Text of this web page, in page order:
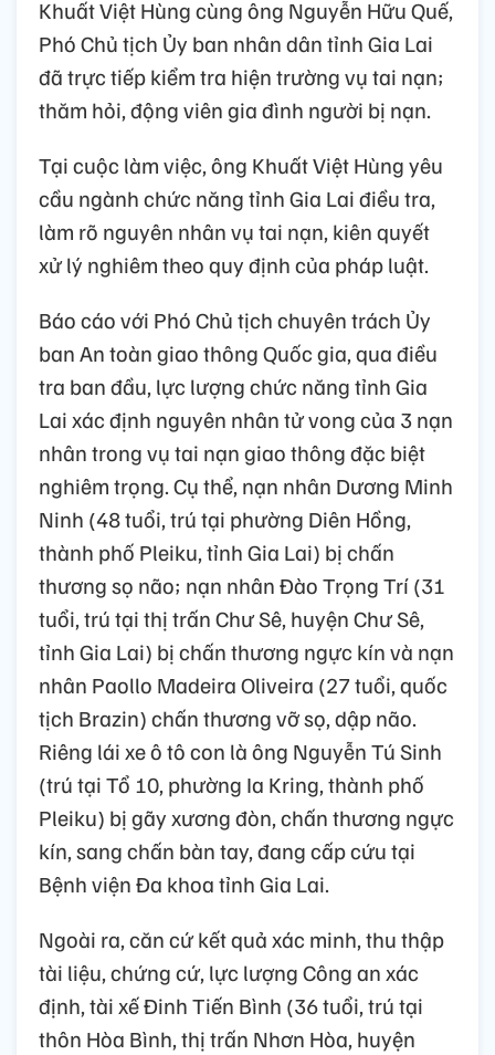
Khuất Việt Hùng cùng ông Nguyễn Hữu Quế,
Phó Chủ tịch Ủy ban nhân dân tỉnh Gia Lai
đã trực tiếp kiểm tra hiện trường vụ tai nạn;
thăm hỏi, động viên gia đình người bị nạn.
Tại cuộc làm việc, ông Khuất Việt Hùng yêu
cầu ngành chức năng tỉnh Gia Lai điều tra,
làm rõ nguyên nhân vụ tai nạn, kiên quyết
xử lý nghiêm theo quy định của pháp luật.
Báo cáo với Phó Chủ tịch chuyên trách Ủy
ban An toàn giao thông Quốc gia, qua điều
tra ban đầu, lực lượng chức năng tỉnh Gia
Lai xác định nguyên nhân tử vong của 3 nạn
nhân trong vụ tai nạn giao thông đặc biệt
nghiêm trọng. Cụ thể, nạn nhân Dương Minh
Ninh (48 tuổi, trú tại phường Diên Hồng,
thành phố Pleiku, tỉnh Gia Lai) bị chấn
thương sọ não; nạn nhân Đào Trọng Trí (31
tuổi, trú tại thị trấn Chư Sê, huyện Chư Sê,
tỉnh Gia Lai) bị chấn thương ngực kín và nạn
nhân Paollo Madeira Oliveira (27 tuổi, quốc
tịch Brazin) chấn thương vỡ sọ, dập não.
Riêng lái xe ô tô con là ông Nguyễn Tú Sinh
(trú tại Tổ 10, phường Ia Kring, thành phố
Pleiku) bị gãy xương đòn, chấn thương ngực
kín, sang chấn bàn tay, đang cấp cứu tại
Bệnh viện Đa khoa tỉnh Gia Lai.
Ngoài ra, căn cứ kết quả xác minh, thu thập
tài liệu, chứng cứ, lực lượng Công an xác
định, tài xế Đinh Tiến Bình (36 tuổi, trú tại
thôn Hòa Bình, thị trấn Nhơn Hòa, huyện